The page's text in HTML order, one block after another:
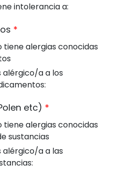
intolerancia a:
*
tiene alergias conocidas
alérgico/a a los
etc) *
tiene alergias conocidas
sustancias
alérgico/a a las